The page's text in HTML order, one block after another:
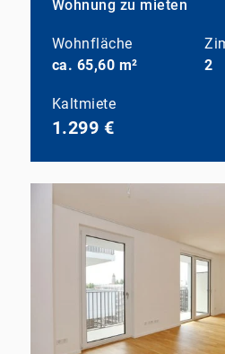
Wohnung zu mieten
Wohnfläche
ca. 65,60 m²
2
Kaltmiete
1.299 €